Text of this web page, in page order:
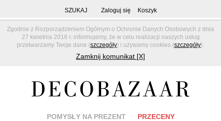
Zgodnie z Rozporządzeniem Ogólnym o Ochronie Danych Osobowych z dnia
27 kwietnia 2016 r. informujemy, że w celu realizacji naszych usług
przetwarzamy Twoje dane (szczegóły) i używamy cookies (szczegóły).
Zamknij komunikat [X]
SZUKAJ Zaloguj się Koszyk
POMYSŁY NA PREZENT PRZECENY